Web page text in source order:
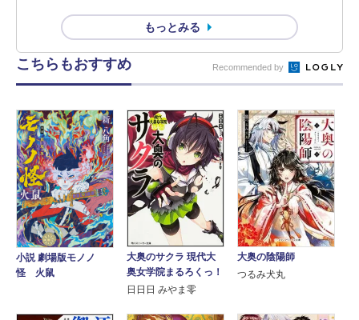
もっとみる
こちらもおすすめ Recommended by
小説 劇場版モノノ
怪 火鼠
大奥のサクラ 現代大
奥女学院まるろくっ！
日日日 みやま零
大奥の陰陽師
つるみ犬丸